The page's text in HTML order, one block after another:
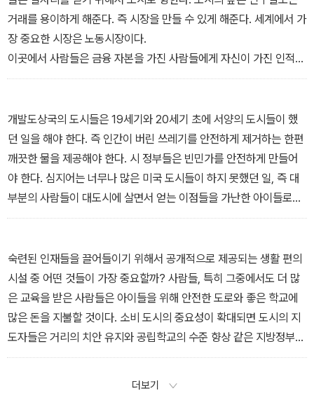
포드는 엄청난 규모가 자동차를 더 저렴하게 만들 수 있게 해주었지
만, 자족적 기능을 하는 초대형 공장들이 경쟁과 연결이라는 도시의
미덕들에 적대적이라는 것도 깨달았다. 포드는 제대로 교육 받지 못
한 미국인들의 재능을 활용할 수 있는 조립 라인을 만드는 방법을 알
경제에 피해를 주었다.
거래를 용이하게 해준다. 즉 시장을 만들 수 있게 해준다. 세계에서 가
장 중요한 시장은 노동시장이다.
이곳에서 사람들은 금융 자본을 가진 사람들에게 자신이 가진 인적
자본을 빌려준다. 그러나 도시가 단순히 노동자와 자본가에게 상호
광범위한 일자리를 제공한다. 대도시는 고용주들로 짜여 있는 분산
포트폴리오인 셈이다.
도시에는 한 고용주가 파산할 경우 그를 대체할 또다른 고용주(2명일
수도 있고, 10명일 수도 있다)가 존재한다. 이런 고용주들의 혼재가
심각한 경기 둔화로 인한 글로벌 경제의 붕괴에 대비한 보험 노릇을
해주지는 못하지만 시장의 일상적인 변동성을 완화하는 역할을 하는
개발도상국의 도시들은 19세기와 20세기 초에 서양의 도시들이 했
던 일을 해야 한다. 즉 인간이 버린 쓰레기를 안전하게 제거하는 한편
깨끗한 물을 제공해야 한다. 시 정부들은 빈민가를 안전하게 만들어
야 한다. 심지어는 너무나 많은 미국 도시들이 하지 못했던 일, 즉 대
부분의 사람들이 대도시에 살면서 얻는 이점들을 가난한 아이들로부
터 빼앗아갈 수 있는 고립 문제들을 없애야 한다. 지난 2세기 동안 도
발도상국들에게 많은 교훈을 주겠지만 불행하게도 그 교훈들 중 하나
는 이런 싸움이 결코 쉽지만은 않다는 것이다.
숙련된 인재들을 끌어들이기 위해서 공개적으로 제공되는 생활 편의
시설 중 어떤 것들이 가장 중요할까? 사람들, 특히 그중에서도 더 많
은 교육을 받은 사람들은 아이들을 위해 안전한 도로와 좋은 학교에
많은 돈을 지불할 것이다. 소비 도시의 중요성이 확대되면 도시의 지
도자들은 거리의 치안 유지와 공립학교의 수준 향상 같은 지방정부의
기본적인 역할을 수행하는 데 집중하게 된다. 식당과 극장 역시 숙련
더보기